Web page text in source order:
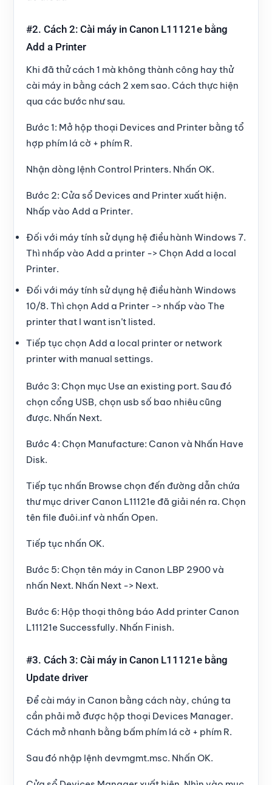
#2. Cách 2: Cài máy in Canon L11121e bằng
Add a Printer
Khi đã thử cách 1 mà không thành công hay thử
cài máy in bằng cách 2 xem sao. Cách thực hiện
qua các bước như sau.
Bước 1: Mở hộp thoại Devices and Printer bằng tổ
hợp phím lá cờ + phím R.
Nhận dòng lệnh Control Printers. Nhấn OK.
Bước 2: Cửa sổ Devices and Printerxuất hiện.
Nhấp vào Add a Printer.
Đối với máy tính sử dụng hệ điều hành Windows 7.
Thì nhấp vào Add a printer -> Chọn Add a local
Printer.
Đối với máy tính sử dụng hệ điều hành Windows
10/8. Thì chọn Add a Printer -> nhấp vào The
printer that I want isn’t listed.
Tiếp tục chọn Add a local printer or network
printer with manual settings.
Bước 3: Chọn mục Use an existing port. Sau đó
chọn cổng USB, chọn usb số bao nhiêu cũng
được. Nhấn Next.
Bước 4: Chọn Manufacture: Canon và Nhấn Have
Disk.
Tiếp tục nhấn Browse chọn đến đường dẫn chứa
thư mục driver Canon L11121e đã giải nén ra. Chọn
tên file đuôi.infvà nhấn Open.
Tiếp tục nhấn OK.
Bước 5: Chọn tên máy in Canon LBP 2900và
nhấn Next. Nhấn Next -> Next.
Bước 6: Hộp thoại thông báo Add printer Canon
L11121e Successfully. Nhấn Finish.
#3. Cách 3: Cài máy in Canon L11121e bằng
Update driver
Để cài máy in Canon bằng cách này, chúng ta
cần phải mở được hộp thoại Devices Manager.
Cách mở nhanh bằng bấm phím lá cờ + phím R.
Sau đó nhập lệnh devmgmt.msc. Nhấn OK.